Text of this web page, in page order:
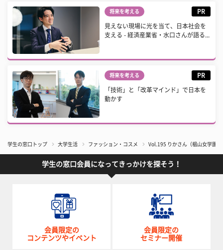
将来を考える PR
見えない現場に光を当て、日本社会を
支える - 経済産業省・水口さんが語る...
将来を考える PR
「技術」と「改革マインド」で日本を
動かす
学生の窓口トップ 大学生活 ファッション・コスメ Vol.195 りかさん（椙山女学園
学生の窓口会員になってきっかけを探そう！
会員限定の
コンテンツやイベント
会員限定の
セミナー開催